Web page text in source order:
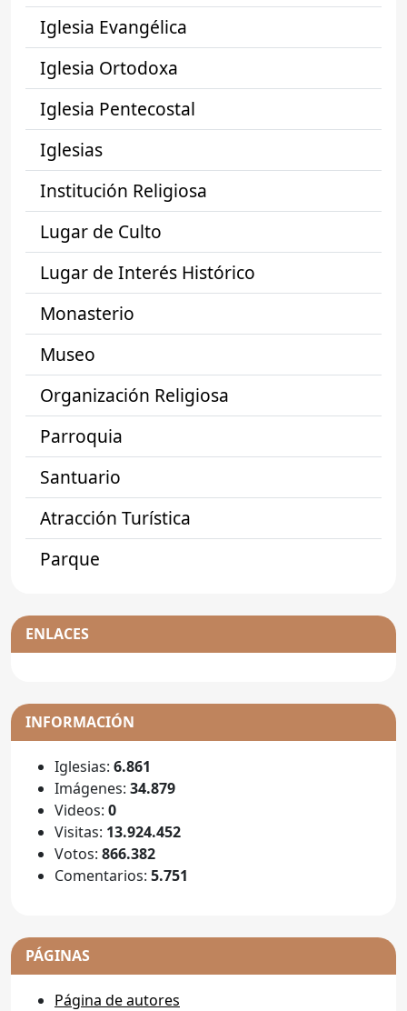
Iglesia Evangélica
Iglesia Ortodoxa
Iglesia Pentecostal
Iglesias
Institución Religiosa
Lugar de Culto
Lugar de Interés Histórico
Monasterio
Museo
Organización Religiosa
Parroquia
Santuario
Atracción Turística
Parque
ENLACES
INFORMACIÓN
Iglesias: 6.861
Imágenes: 34.879
Videos: 0
Visitas: 13.924.452
Votos: 866.382
Comentarios: 5.751
PÁGINAS
Página de autores